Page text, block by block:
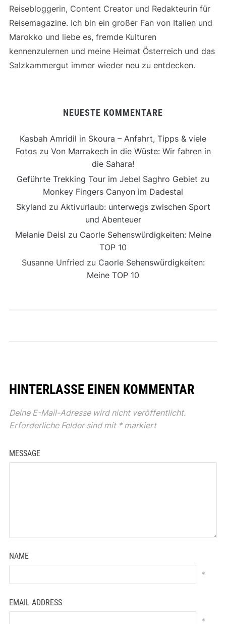
Reisebloggerin, Content Creator und Redakteurin für
Reisemagazine. Ich bin ein großer Fan von Italien und
Marokko und liebe es, fremde Kulturen
kennenzulernen und meine Heimat Österreich und das
Salzkammergut immer wieder neu zu entdecken.
NEUESTE KOMMENTARE
Kasbah Amridil in Skoura – Anfahrt, Tipps & viele
Fotoszu Von Marrakech in die Wüste: Wir fahren in
die Sahara!
Geführte Trekking Tour im Jebel Saghro Gebiet zu
Monkey Fingers Canyon im Dadestal
Skyland zu Aktivurlaub: unterwegs zwischen Sport
und Abenteuer
Melanie Deisl zu Caorle Sehenswürdigkeiten: Meine
TOP 10
Susanne Unfried zu Caorle Sehenswürdigkeiten:
Meine TOP 10
HINTERLASSE EINEN KOMMENTAR
Deine E-Mail-Adresse wird nicht veröffentlicht.
Erforderliche Felder sind mit *markiert
MESSAGE
NAME
*
EMAIL ADDRESS
*